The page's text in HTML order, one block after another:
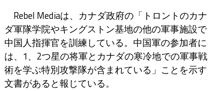
Rebel Mediaは、カナダ政府の「トロントのカナ
ダ軍隊学院やキングストン基地の他の軍事施設で
中国人指揮官を訓練している。中国軍の参加者に
は、1、2つ星の将軍とカナダの寒冷地での軍事戦
術を学ぶ特別攻撃隊が含まれている」ことを示す
文書があると報じている。